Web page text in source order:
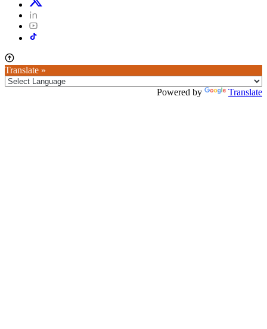
Translate »
Powered by Translate